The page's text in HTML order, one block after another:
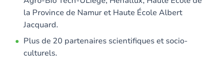
la Province de Namur et Haute École Albert
Jacquard.
Plus de 20 partenaires scientifiques et socio-
culturels.